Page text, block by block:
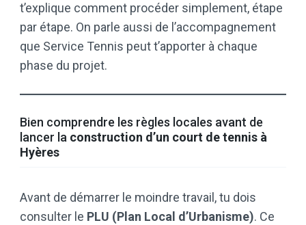
t’explique comment procéder simplement, étape
par étape. On parle aussi de l’accompagnement
que Service Tennis peut t’apporter à chaque
phase du projet.
Bien comprendre les règles locales avant de
lancer la construction d’un court de tennis à
Hyères
Avant de démarrer le moindre travail, tu dois
consulter le PLU (Plan Local d’Urbanisme). Ce